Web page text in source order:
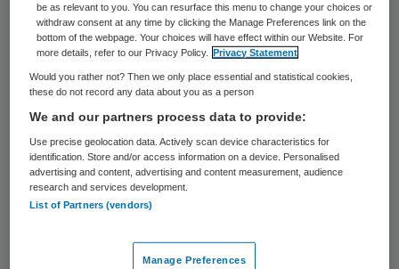
Brinkmann (53) is momenteel bestuurder
van de ggz-franchiseketen PsyQ. Eerder
was hij onder meer werkzaam als manager
bij branchevereniging GGZ Nederland en
directeur bedrijfsvoering bij de Parnassia
Bavo Groep, het oorspronkelijke
moederbedrijf van PsyQ. Daarmee heeft
Brinkmann naar het oordeel van
geestelijke gezondheidszorg.
be as relevant to you. You can resurface this menu to change your choices or
withdraw consent at any time by clicking the Manage Preferences link on the
bottom of the webpage. Your choices will have effect within our Website. For
more details, refer to our Privacy Policy.
Privacy Statement
Would you rather not? Then we only place essential and statistical cookies,
these do not record any data about you as a person
We and our partners process data to provide:
Use precise geolocation data. Actively scan device characteristics for
identification. Store and/or access information on a device. Personalised
advertising and content, advertising and content measurement, audience
research and services development.
List of Partners (vendors)
Manage Preferences